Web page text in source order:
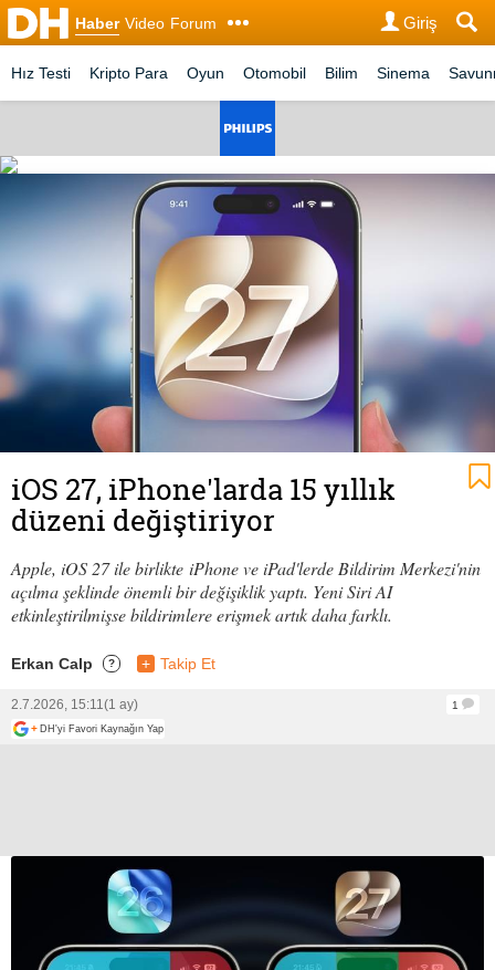
Haber Video Forum Giriş
Hız Testi Kripto Para Oyun Otomobil Bilim Sinema
iOS 27, iPhone'larda 15 yıllık
düzeni değiştiriyor
Apple, iOS 27 ile birlikte iPhone ve iPad'lerde Bildirim Merkezi'nin
açılma şeklinde önemli bir değişiklik yaptı. Yeni Siri AI
etkinleştirilmişse bildirimlere erişmek artık daha farklı.
Erkan Calp ? + Takip Et
2.7.2026, 15:11 (1 ay)
1
+ DH'yi Favori Kaynağın Yap